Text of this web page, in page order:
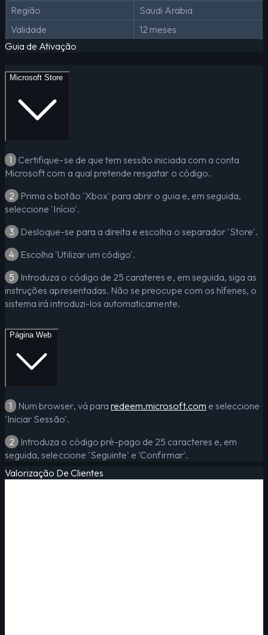
Região
Saudi Arabia
Validade
12 meses
Guia de Ativação
Microsoft Store
1 Certifique-se de que tem sessão iniciada com a conta
Microsoft com a qual pretende resgatar o código.
2 Prima o botão 'Xbox' para abrir o guia e, em seguida,
seleccione 'Início'.
3 Desloque-se para a direita e escolha o separador 'Store'.
4 Escolha 'Utilizar um código'.
5 Introduza o código de 25 carateres e, em seguida, siga as
instruções apresentadas. Não se preocupe com os hífenes, o
sistema irá introduzi-los automaticamente.
Página Web
1 Num browser, vá para redeem.microsoft.com e seleccione
'Iniciar Sessão'.
2 Introduza o código pré-pago de 25 caracteres e, em
seguida, seleccione 'Seguinte' e 'Confirmar'.
Valorização De Clientes